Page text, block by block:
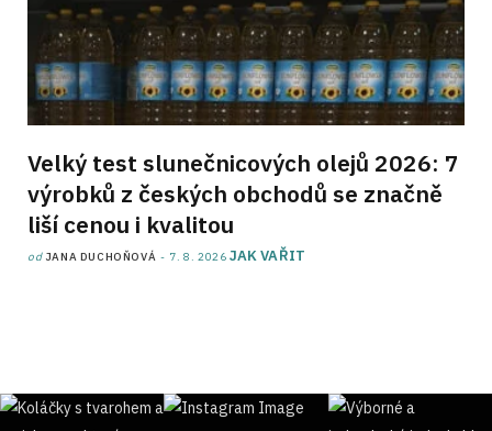
Velký test slunečnicových olejů 2026: 7
výrobků z českých obchodů se značně
liší cenou i kvalitou
od JANA DUCHOŇOVÁ 7. 8. 2026 JAK VAŘIT